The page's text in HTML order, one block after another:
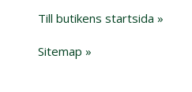
Till butikens startsida »
Sitemap »